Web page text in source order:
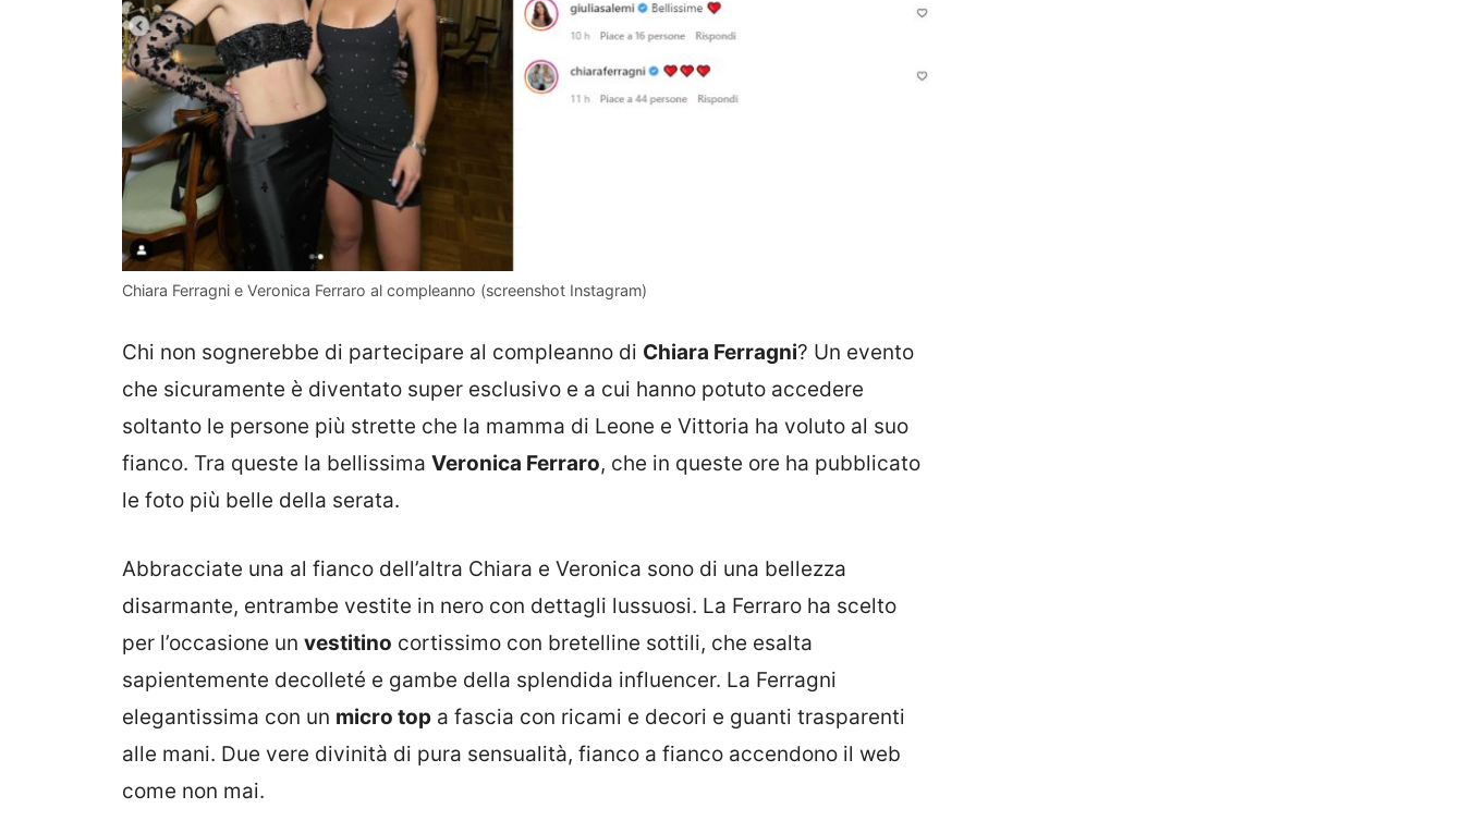
Chiara Ferragni e Veronica Ferraro al compleanno (screenshot Instagram)
Chi non sognerebbe di partecipare al compleanno di Chiara Ferragni? Un evento
che sicuramente è diventato super esclusivo e a cui hanno potuto accedere
soltanto le persone più strette che la mamma di Leone e Vittoria ha voluto al suo
fianco. Tra queste la bellissima Veronica Ferraro, che in queste ore ha pubblicato
le foto più belle della serata.
Abbracciate una al fianco dell’altra Chiara e Veronica sono di una bellezza
disarmante, entrambe vestite in nero con dettagli lussuosi. La Ferraro ha scelto
per l’occasione un vestitino cortissimo con bretelline sottili, che esalta
sapientemente decolleté e gambe della splendida influencer. La Ferragni
elegantissima con un micro top a fascia con ricami e decori e guanti trasparenti
alle mani. Due vere divinità di pura sensualità, fianco a fianco accendono il web
come non mai.